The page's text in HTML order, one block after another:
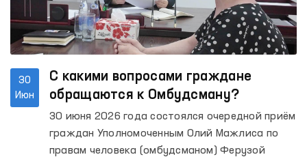
30
Июн
С какими вопросами граждане
обращаются к Омбудсману?
30 июня 2026 года состоялся очередной приём
граждан Уполномоченным Олий Мажлиса по
правам человека (омбудсманом) Ферузой